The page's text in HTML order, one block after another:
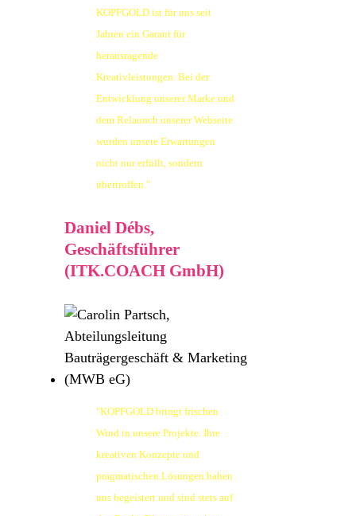
KOPFGOLD ist für uns seit
Jahren ein Garant für
herausragende
Kreativleistungen. Bei der
Entwicklung unserer Marke und
dem Relaunch unserer Webseite
wurden unsere Erwartungen
nicht nur erfüllt, sondern
übertroffen."
Daniel Débs,
Geschäftsführer
(ITK.COACH GmbH)
"KOPFGOLD bringt frischen
Wind in unsere Projekte. Ihre
kreativen Konzepte und
pragmatischen Lösungen haben
uns begeistert und sind stets auf